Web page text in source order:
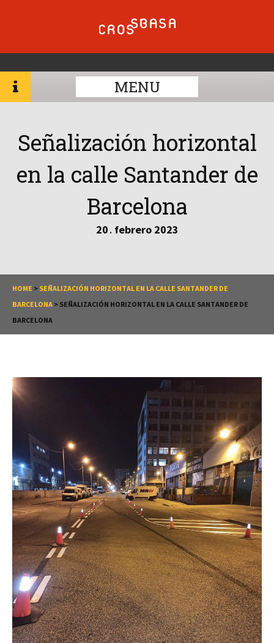
MENU
Señalización horizontal
en la calle Santander de
Barcelona
20 . febrero 2023
HOME > SEÑALIZACIÓN HORIZONTAL EN LA CALLE SANTANDER DE
BARCELONA > SEÑALIZACIÓN HORIZONTAL EN LA CALLE SANTANDER DE
BARCELONA